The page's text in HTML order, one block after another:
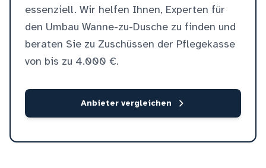
essenziell. Wir helfen Ihnen, Experten für
den Umbau Wanne-zu-Dusche zu finden und
beraten Sie zu Zuschüssen der Pflegekasse
von bis zu 4.000 €.
Anbieter vergleichen